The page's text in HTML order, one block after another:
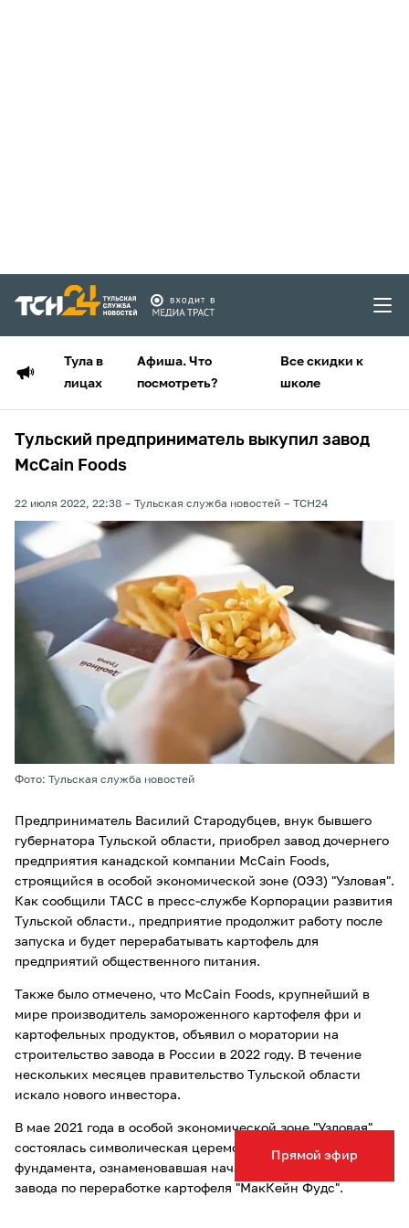
Тула в
лицах
Афиша. Что
посмотреть?
Все скидки к
школе
Прямой эфир
Тульский предприниматель выкупил завод
McCain Foods
22 июля 2022, 22:38 Тульская служба новостей ТСН24
Фото: Тульская служба новостей
Предприниматель Василий Стародубцев, внук бывшего
губернатора Тульской области, приобрел завод дочернего
предприятия канадской компании McCain Foods,
строящийся в особой экономической зоне (ОЭЗ) "Узловая".
Как сообщили ТАСС в пресс-службе Корпорации развития
Тульской области., предприятие продолжит работу после
запуска и будет перерабатывать картофель для
предприятий общественного питания.
Также было отмечено, что McCain Foods, крупнейший в
мире производитель замороженного картофеля фри и
картофельных продуктов, объявил о моратории на
строительство завода в России в 2022 году. В течение
нескольких месяцев правительство Тульской области
искало нового инвестора.
В мае 2021 года в особой экономической зоне "Узловая"
состоялась символическая церемония закладки
фундамента, ознаменовавшая начало строительства
завода по переработке картофеля "МакКейн Фудс".